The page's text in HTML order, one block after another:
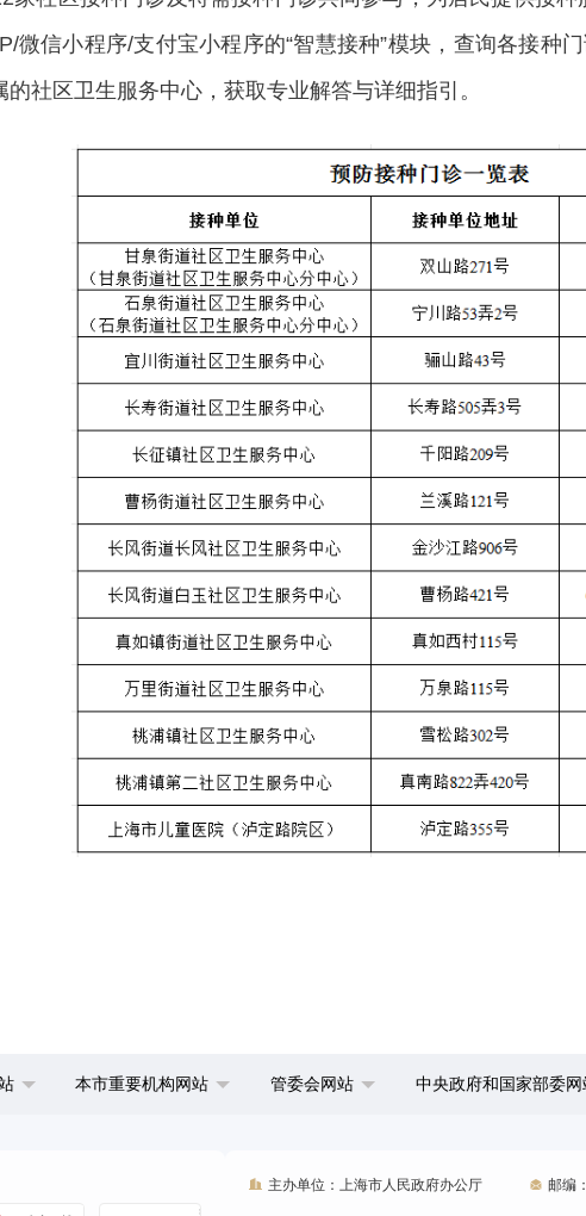
微信小程序/支付宝小程序的“智慧接种”模块，查询各接种
社区卫生服务中心，获取专业解答与详细指引。
本市重要机构网站 管委会网站 中央政府和国家部委网
主办单位：上海市人民政府办公厅 邮编